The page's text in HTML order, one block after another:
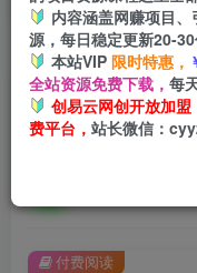
首页 创业课程 会员专属
（6876期）听云
歌AI智能语音及弹
付费阅读
内容涵盖网赚项目
源，每日稳定更新20-
本站VIP 限时特惠，
全站资源免费下载， 每
创易云网创开放加
费平台， 站长微信：